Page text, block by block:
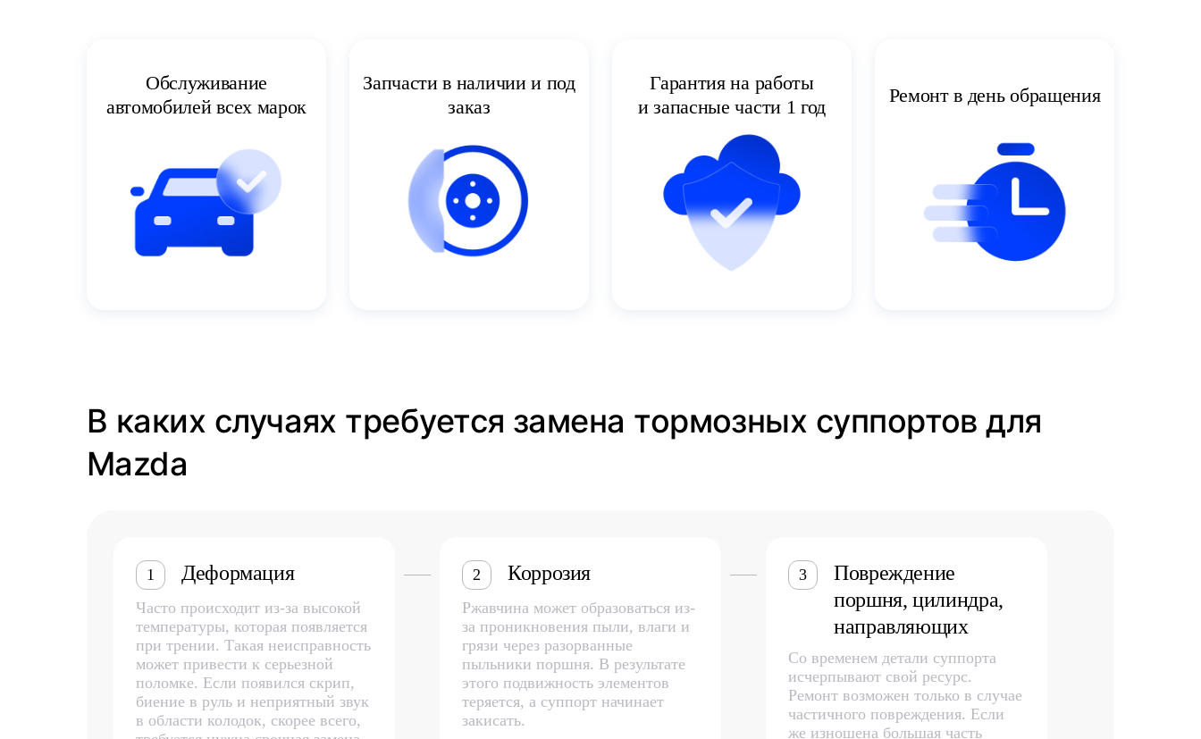
Обслуживание
автомобилей всех марок
Запчасти в наличии и под
заказ
Гарантия на работы
и запасные части 1 год
Ремонт в день обращения
В каких случаях требуется замена тормозных суппортов для
Mazda
1 Деформация
Часто происходит из-за высокой
температуры, которая появляется
при трении. Такая неисправность
может привести к серьезной
поломке. Если появился скрип,
биение в руль и неприятный звук
в области колодок, скорее всего,
2 Коррозия
Ржавчина может образоваться из-
за проникновения пыли, влаги и
грязи через разорванные
пыльники поршня. В результате
этого подвижность элементов
теряется, а суппорт начинает
закисать.
3
Повреждение
поршня, цилиндра,
направляющих
Со временем детали суппорта
исчерпывают свой ресурс.
Ремонт возможен только в случае
частичного повреждения. Если
же изношена большая часть